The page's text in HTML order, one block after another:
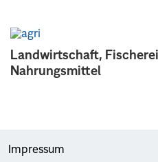
Landwirtschaft,
Nahrungsmittel
Impressum